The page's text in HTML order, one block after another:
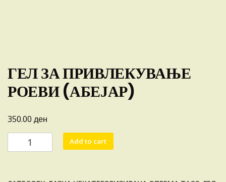
ГЕЛ ЗА ПРИВЛЕКУВАЊЕ
РОЕВИ (АБЕЈАР)
350.00 ден
ЗА
Add to cart